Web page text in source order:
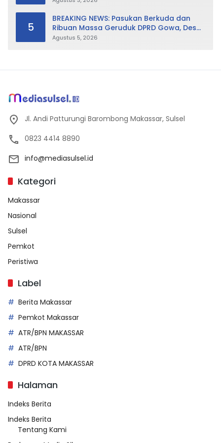
5
BREAKING NEWS: Pasukan Berkuda dan
Ribuan Massa Geruduk DPRD Gowa, Desak
Cabut Perda LAD
Agustus 5, 2026
Jl. Andi Patturungi Barombong Makassar, Sulsel
0823 4414 8890
info@mediasulsel.id
Kategori
Makassar
Nasional
Sulsel
Pemkot
Peristiwa
Label
Berita Makassar
Pemkot Makassar
ATR/BPN MAKASSAR
ATR/BPN
DPRD KOTA MAKASSAR
Halaman
Indeks Berita
Indeks Berita
Tentang Kami